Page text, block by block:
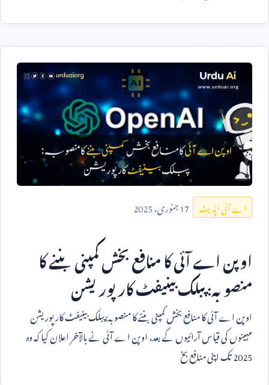
اے آئی اپڈیٹ 17جنوری،2025
اوپن اے آئی کا منافع بخش کمپنی بننے کا
منصوبہ: پبلک بینیفٹ کارپوریشن
اوپن اے آئی کا منافع بخش کمپنی بننے کا منصوبہ: پبلک بینیفٹ کارپوریشن
مہینوں کی قیاس آرائیوں کے بعد، اوپن اے آئی نے بالآخر اعلان کیا کہ وہ
2025تک اپنی منافع بخ